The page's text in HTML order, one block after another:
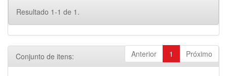
Resultado 1-1 de 1.
Anterior 1 Próximo
Conjunto de itens: